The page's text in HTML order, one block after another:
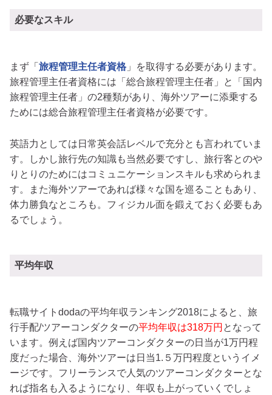
必要なスキル
まず 「 旅程管理主任者資格 」
を取得する必要があります。
旅程管理主任者資格には「総合旅程管理主任者」と「国内
旅程管理主任者」の2種類があり、海外ツアーに添乗する
ためには総合旅程管理主任者資格が必要です。
英語力としては日常英会話レベルで充分とも言われていま
す。しかし旅行先の知識も当然必要ですし、旅行客とのや
りとりのためにはコミュニケーションスキルも求められま
す。また海外ツアーであれば様々な国を巡ることもあり、
体力勝負なところも。フィジカル面を鍛えておく必要もあ
るでしょう。
平均年収
転職サイトdodaの平均年収ランキング2018によると、旅
行手配/ツアーコンダクターの平均年収は318万円 となって
います。例えば国内ツアーコンダクターの日当が1万円程
度だった場合、海外ツアーは日当1.５万円程度というイメ
ージです。フリーランスで人気のツアーコンダクターとな
れば指名も入るようになり、年収も上がっていくでしょ